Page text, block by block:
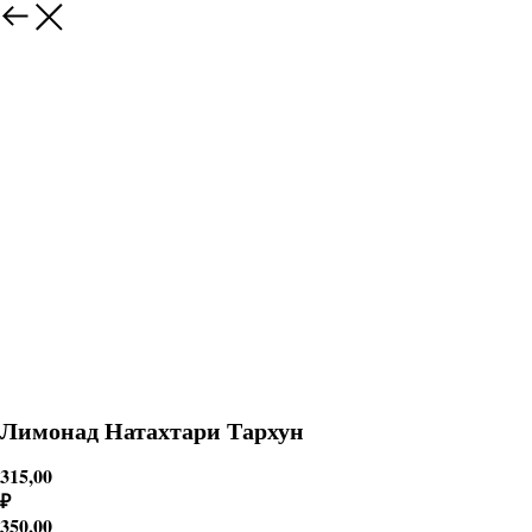
Лимонад Натахтари Тархун
315,00
₽
350,00